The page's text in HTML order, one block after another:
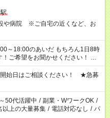
や病院 ※ご自宅の近くなど、お
～18:00のあいだ もちろん1日8時
ご希望をお聞かせください！ ※
要です
開始日はご相談ください！ ★急募
50代活躍中 / 副業・WワークOK /
以上の大量募集 / 電話対応なし / パ